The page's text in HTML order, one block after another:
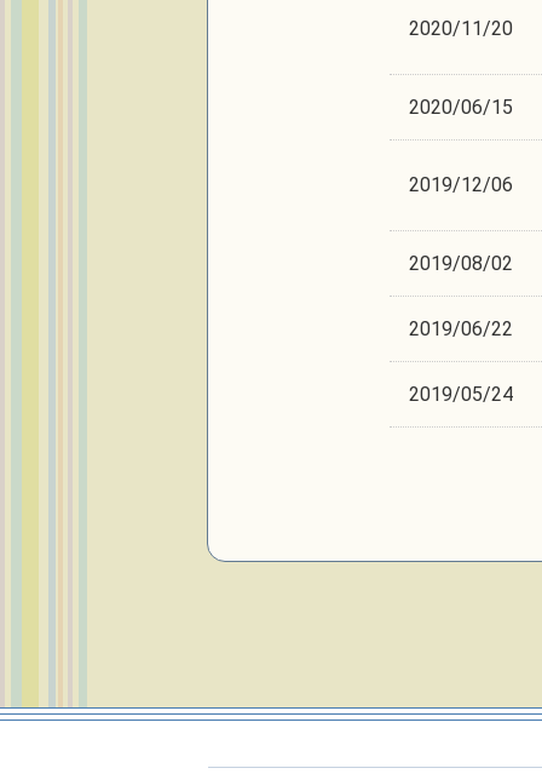
2020/11/20
2020/06/15
2019/12/06
2019/08/02
2019/06/22
2019/05/24